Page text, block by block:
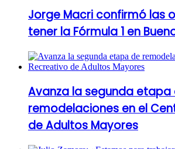
Jorge Macri confirmó las
tener la Fórmula 1 en
Avanza la segunda etapa
remodelaciones en el
de Adultos Mayores